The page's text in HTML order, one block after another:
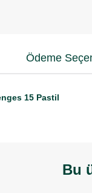
Ödeme
15 Pastil
Bu